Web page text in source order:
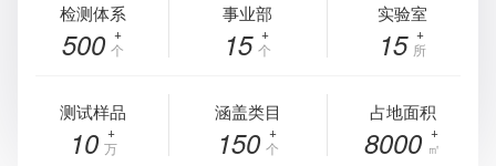
检测体系
500 个
事业部
15 个
实验室
15 所
测试样品
10 万
涵盖类目
150 个
占地面积
8000 ㎡